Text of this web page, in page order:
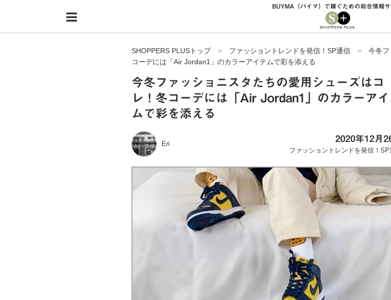
HOME
無在庫で自由気ままに稼ぐ！バイマ実践記
バイマの疑問に現役パーソナルショッパーが答えてみた
BUYMA（バイマ）で稼ぐための総合情報サ
SHOPPERS PLUSトップ> ファッショントレンドを発信！SP通信 > 今冬
コーデには「Air Jordan1」のカラーアイテムで彩を添える
今冬ファッショニスタたちの愛用シューズはコ
レ！冬コーデには「Air Jordan1」のカラーアイ
ムで彩を添える
Eri
2020年12月
ファッショントレンドを発信！SP